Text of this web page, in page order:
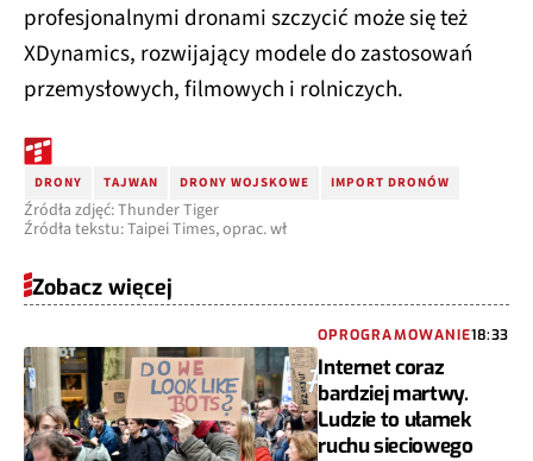
profesjonalnymi dronami szczycić może się też
XDynamics, rozwijający modele do zastosowań
przemysłowych, filmowych i rolniczych.
DRONY TAJWAN DRONY WOJSKOWE IMPORT DRONÓW
Źródła zdjęć: Thunder Tiger
Źródła tekstu: Taipei Times, oprac. wł
Zobacz więcej
OPROGRAMOWANIE18:33
Internet coraz
bardziej martwy.
Ludzie to ułamek
ruchu sieciowego